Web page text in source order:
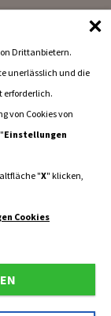
Drittanbietern.
unerlässlich und die
erforderlich.
von Cookies von
Einstellungen
"X" klicken,
Cookies